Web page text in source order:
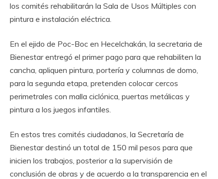
los comités rehabilitarán la Sala de Usos Múltiples con
pintura e instalación eléctrica.
En el ejido de Poc-Boc en Hecelchakán, la secretaria de
Bienestar entregó el primer pago para que rehabiliten la
cancha, apliquen pintura, portería y columnas de domo,
para la segunda etapa, pretenden colocar cercos
perimetrales con malla ciclónica, puertas metálicas y
pintura a los juegos infantiles.
En estos tres comités ciudadanos, la Secretaría de
Bienestar destinó un total de 150 mil pesos para que
inicien los trabajos, posterior a la supervisión de
conclusión de obras y de acuerdo a la transparencia en el